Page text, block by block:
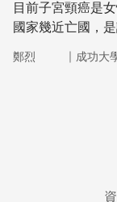
目前子宮頸癌是
國家幾近亡國，
鄭烈 ｜ 成功大